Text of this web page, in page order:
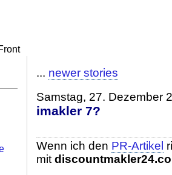
... newer stories
Samstag, 27. Dezember
imakler 7?
Wenn ich den PR-Artikel
mit